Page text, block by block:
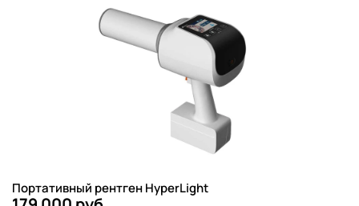
Портативный рентген HyperLight